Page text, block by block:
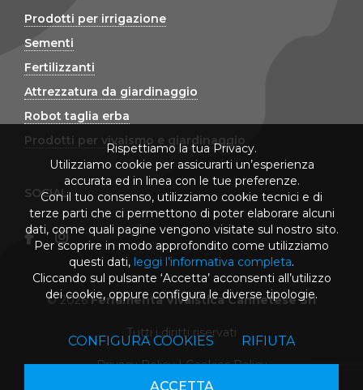
Prodotti per irrigazione
Sementi
Fertilizzanti
Attrezzatura da giardinaggio
Robot taglia erba
Prodotti per vivaismo e giardinaggio
SOCIAL
© 2026Ferramenta Vivaistica Cannetese Srl
Tutti i diritti riservati
Privacy Policy|Cookies Policy
Rispettiamo la tua Privacy.
Utilizziamo cookie per assicurarti un’esperienza
accurata ed in linea con le tue preferenze.
Con il tuo consenso, utilizziamo cookie tecnici e di
terze parti che ci permettono di poter elaborare alcuni
dati, come quali pagine vengono visitate sul nostro sito.
Per scoprire in modo approfondito come utilizziamo
questi dati, leggi l’informativa completa.
Cliccando sul pulsante ‘Accetta’ acconsenti all’utilizzo
dei cookie, oppure configura le diverse tipologie.
CONFIGURA COOKIES RIFIUTA
ACCETTA